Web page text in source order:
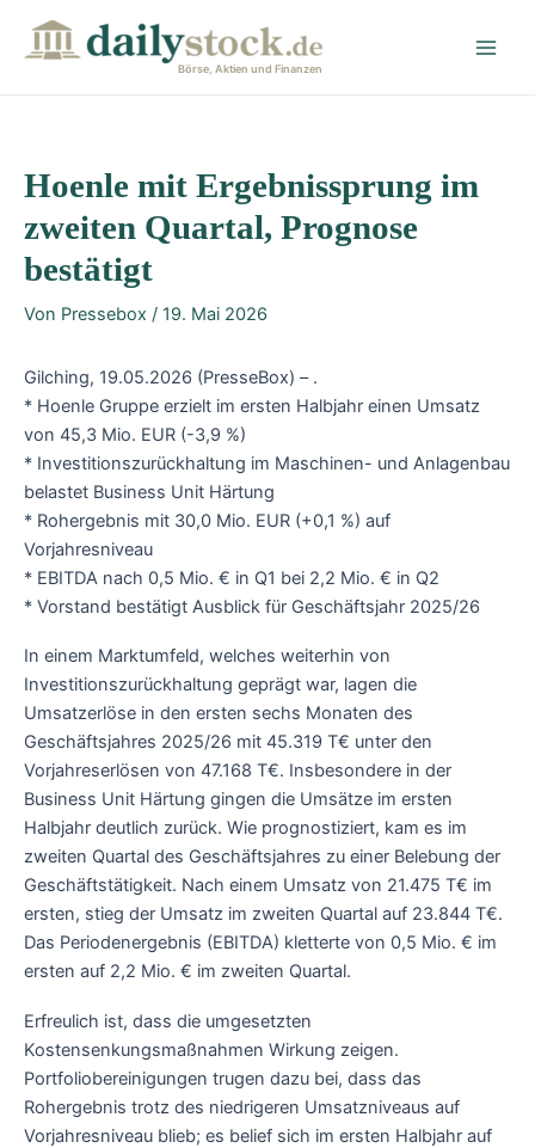
Börse, Aktien und Finanzen
Hoenle mit Ergebnissprung im
zweiten Quartal, Prognose
bestätigt
Von Pressebox / 19. Mai 2026
Gilching, 19.05.2026 (PresseBox) – .
* Hoenle Gruppe erzielt im ersten Halbjahr einen Umsatz
von 45,3 Mio. EUR (-3,9 %)
* Investitionszurückhaltung im Maschinen- und Anlagenbau
belastet Business Unit Härtung
* Rohergebnis mit 30,0 Mio. EUR (+0,1 %) auf
Vorjahresniveau
* EBITDA nach 0,5 Mio. € in Q1 bei 2,2 Mio. € in Q2
* Vorstand bestätigt Ausblick für Geschäftsjahr 2025/26
In einem Marktumfeld, welches weiterhin von
Investitionszurückhaltung geprägt war, lagen die
Umsatzerlöse in den ersten sechs Monaten des
Geschäftsjahres 2025/26 mit 45.319 T€ unter den
Vorjahreserlösen von 47.168 T€. Insbesondere in der
Business Unit Härtung gingen die Umsätze im ersten
Halbjahr deutlich zurück. Wie prognostiziert, kam es im
zweiten Quartal des Geschäftsjahres zu einer Belebung der
Geschäftstätigkeit. Nach einem Umsatz von 21.475 T€ im
ersten, stieg der Umsatz im zweiten Quartal auf 23.844 T€.
Das Periodenergebnis (EBITDA) kletterte von 0,5 Mio. € im
ersten auf 2,2 Mio. € im zweiten Quartal.
Erfreulich ist, dass die umgesetzten
Kostensenkungsmaßnahmen Wirkung zeigen.
Portfoliobereinigungen trugen dazu bei, dass das
Rohergebnis trotz des niedrigeren Umsatzniveaus auf
Vorjahresniveau blieb; es belief sich im ersten Halbjahr auf